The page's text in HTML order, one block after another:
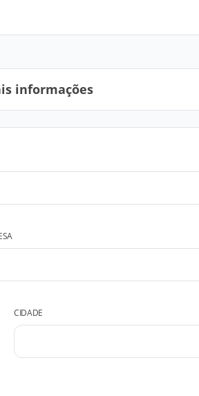
informações
CIDADE